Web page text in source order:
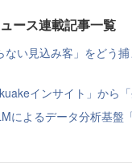
ース連載記事一覧
ない見込み客」をどう
インサイト」から
によるデータ分析基盤